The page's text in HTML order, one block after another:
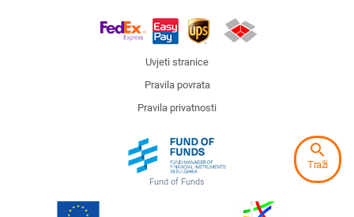
Uvjeti stranice
Pravila povrata
Pravila privatnosti
Fund of Funds
search
Traži